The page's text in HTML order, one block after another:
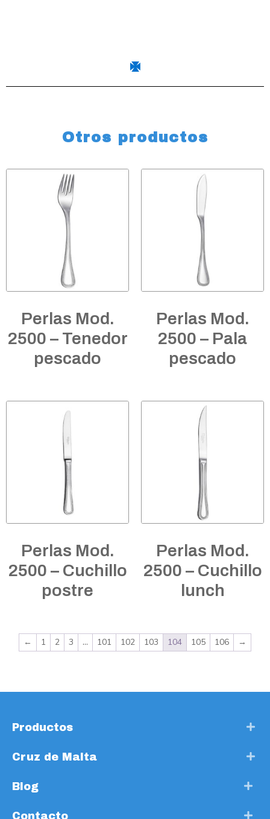
Otros productos
Perlas Mod.
2500 – Tenedor
pescado
Perlas Mod.
2500 – Pala
pescado
Perlas Mod.
2500 – Cuchillo
postre
Perlas Mod.
2500 – Cuchillo
lunch
← 1 2 3 … 101 102 103 104 105 106 →
Productos
Cruz de Malta
Blog
Contacto